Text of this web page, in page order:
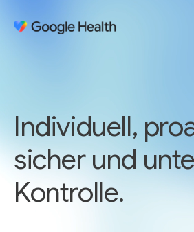
Individuell,
sicher und
Kontrolle.